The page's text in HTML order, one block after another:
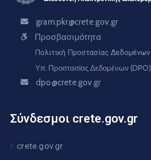
gram.pkr@crete.gov.gr
Προσβασιμότητα
Πολιτική Προστασίας Δεδομένων
Υπ. Προστασίας Δεδομένων (DPO)
dpo@crete.gov.gr
Σύνδεσμοι crete.gov.gr
crete.gov.gr